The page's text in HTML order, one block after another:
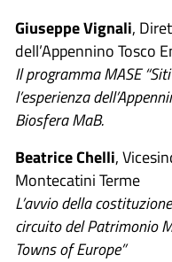
Giuseppe Vignali,
dell’Appennino Tosco
Il programma MASE
l’esperienza
Biosfera MaB.
Beatrice Chelli,
Montecatini Terme
L’avvio della
circuito del Patrimonio
Towns of Europe”